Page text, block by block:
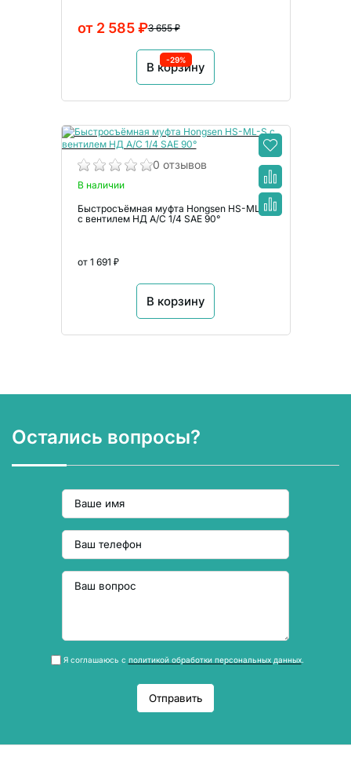
3 655 ₽
от 2 585 ₽
В корзину
-29%
0 отзывов
В наличии
Быстросъёмная муфта Hongsen HS-ML-S
c вентилем НД А/С 1/4 SAE 90°
от 1 691 ₽
В корзину
Остались вопросы?
Я соглашаюсь с политикой обработки персональных данных.
Отправить